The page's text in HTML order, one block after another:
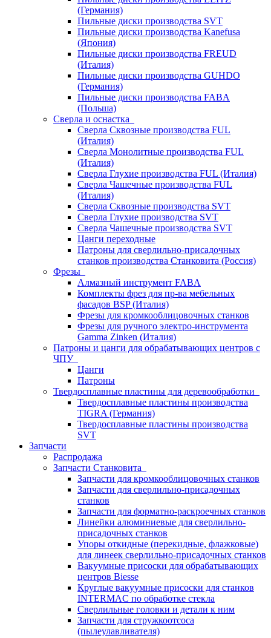
(Германия)
Пильные диски производства SVT
Пильные диски производства Kanefusa
(Япония)
Пильные диски производства FREUD
(Италия)
Пильные диски производства GUHDO
(Германия)
Пильные диски производства FABA
(Польша)
Сверла и оснастка
Сверла Сквозные производства FUL
(Италия)
Сверла Монолитные производства FUL
(Италия)
Сверла Глухие производства FUL (Италия)
Сверла Чашечные производства FUL
(Италия)
Сверла Сквозные производства SVT
Сверла Глухие производства SVT
Сверла Чашечные производства SVT
Цанги переходные
Патроны для сверлильно-присадочных
станков производства Станковита (Россия)
Фрезы
Алмазный инструмент FABA
Комплекты фрез для пр-ва мебельных
фасадов BSP (Италия)
Фрезы для кромкооблицовочных станков
Фрезы для ручного электро-инструмента
Gamma Zinken (Италия)
Патроны и цанги для обрабатывающих центров с
ЧПУ
Цанги
Патроны
Твердосплавные пластины для деревообработки
Твердосплавные пластины производства
TIGRA (Германия)
Твердосплавные пластины производства
SVT
Запчасти
Распродажа
Запчасти Станковита
Запчасти для кромкооблицовочных станков
Запчасти для сверлильно-присадочных
станков
Запчасти для форматно-раскроечных станков
Линейки алюминиевые для сверлильно-
присадочных станков
Упоры откидные (перекидные, флажковые)
для линеек сверлильно-присадочных станков
Вакуумные присоски для обрабатывающих
центров Biesse
Круглые вакуумные присоски для станков
INTERMAC по обработке стекла
Сверлильные головки и детали к ним
Запчасти для стружкоотсоса
(пылеулавливателя)